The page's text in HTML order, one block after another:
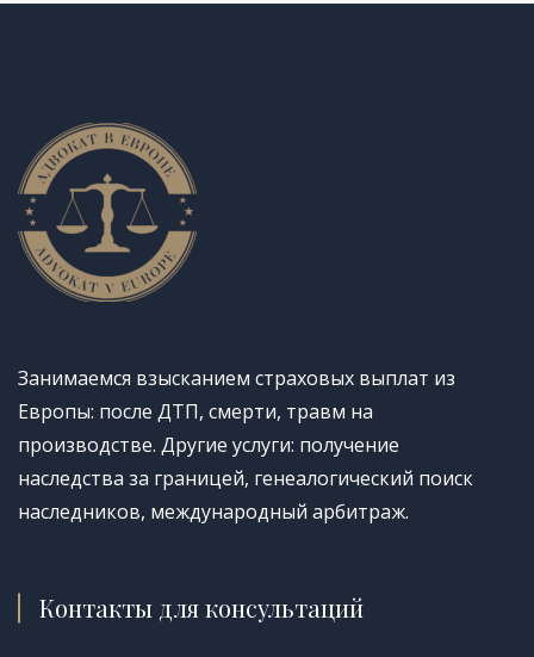
Занимаемся взысканием страховых выплат из
Европы: после ДТП, смерти, травм на
производстве. Другие услуги: получение
наследства за границей, генеалогический поиск
наследников, международный арбитраж.
Контакты для консультаций